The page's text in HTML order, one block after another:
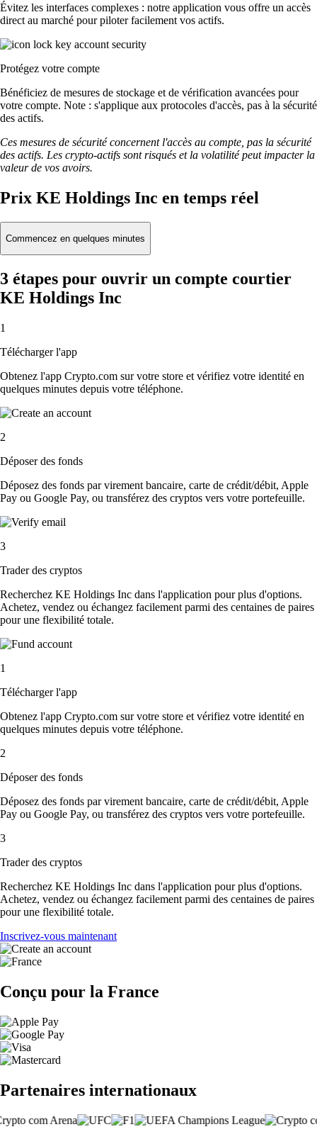
Évitez les interfaces complexes : notre application vous offre un accès
direct au marché pour piloter facilement vos actifs.
Protégez votre compte
Bénéficiez de mesures de stockage et de vérification avancées pour
votre compte. Note : s'applique aux protocoles d'accès, pas à la sécurité
des actifs.
Ces mesures de sécurité concernent l'accès au compte, pas la sécurité
des actifs. Les crypto-actifs sont risqués et la volatilité peut impacter la
valeur de vos avoirs.
Prix KE Holdings Inc en temps réel
Commencez en quelques minutes
3 étapes pour ouvrir un compte courtier
KE Holdings Inc
1
Télécharger l'app
Obtenez l'app Crypto.com sur votre store et vérifiez votre identité en
quelques minutes depuis votre téléphone.
2
Déposer des fonds
Déposez des fonds par virement bancaire, carte de crédit/débit, Apple
Pay ou Google Pay, ou transférez des cryptos vers votre portefeuille.
3
Trader des cryptos
Recherchez KE Holdings Inc dans l'application pour plus d'options.
Achetez, vendez ou échangez facilement parmi des centaines de paires
pour une flexibilité totale.
1
Télécharger l'app
Obtenez l'app Crypto.com sur votre store et vérifiez votre identité en
quelques minutes depuis votre téléphone.
2
Déposer des fonds
Déposez des fonds par virement bancaire, carte de crédit/débit, Apple
Pay ou Google Pay, ou transférez des cryptos vers votre portefeuille.
3
Trader des cryptos
Recherchez KE Holdings Inc dans l'application pour plus d'options.
Achetez, vendez ou échangez facilement parmi des centaines de paires
pour une flexibilité totale.
Inscrivez-vous maintenant
Conçu pour la France
Partenaires internationaux